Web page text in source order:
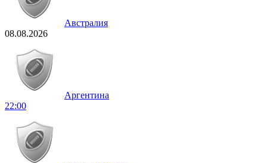
Австралия
08.08.2026
Аргентина
22:00